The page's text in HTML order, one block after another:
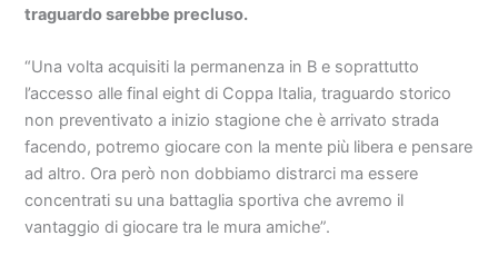
traguardo sarebbe precluso.
“Una volta acquisiti la permanenza in B e soprattutto
l’accesso alle final eight di Coppa Italia, traguardo storico
non preventivato a inizio stagione che è arrivato strada
facendo, potremo giocare con la mente più libera e pensare
ad altro. Ora però non dobbiamo distrarci ma essere
concentrati su una battaglia sportiva che avremo il
vantaggio di giocare tra le mura amiche”.